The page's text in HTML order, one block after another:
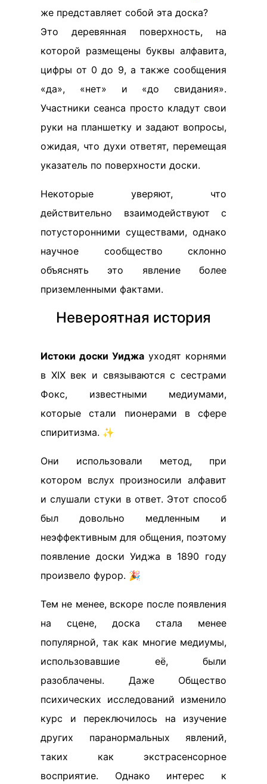
же представляет собой эта доска?
Это деревянная поверхность, на
которой размещены буквы алфавита,
цифры от 0 до 9, а также сообщения
«да», «нет» и «до свидания».
Участники сеанса просто кладут свои
руки на планшетку и задают вопросы,
ожидая, что духи ответят, перемещая
указатель по поверхности доски.
Некоторые уверяют, что
действительно взаимодействуют с
потусторонними существами, однако
научное сообщество склонно
объяснять это явление более
приземленными фактами.
Невероятная история
Истоки доски Уиджа уходят корнями
в XIX век и связываются с сестрами
Фокс, известными медиумами,
которые стали пионерами в сфере
спиритизма. ✨
Они использовали метод, при
котором вслух произносили алфавит
и слушали стуки в ответ. Этот способ
был довольно медленным и
неэффективным для общения, поэтому
появление доски Уиджа в 1890 году
произвело фурор. 🎉
Тем не менее, вскоре после появления
на сцене, доска стала менее
популярной, так как многие медиумы,
использовавшие её, были
разоблачены. Даже Общество
психических исследований изменило
курс и переключилось на изучение
других паранормальных явлений,
таких как экстрасенсорное
восприятие. Однако интерес к